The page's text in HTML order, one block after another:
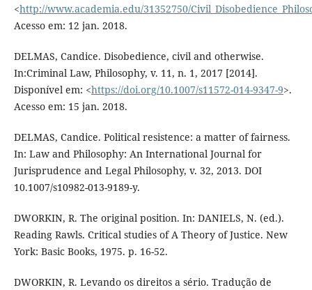
<http://www.academia.edu/31352750/
Acesso em: 12 jan. 2018.
DELMAS, Candice. Disobedience, civil and otherwise.
In:Criminal Law, Philosophy, v. 11, n. 1, 2017 [2014].
Disponível em: <https://doi.org/10.1007/s11572-014-9347-9>.
Acesso em: 15 jan. 2018.
DELMAS, Candice. Political resistence: a matter of fairness.
In: Law and Philosophy: An International Journal for
Jurisprudence and Legal Philosophy, v. 32, 2013. DOI
10.1007/s10982-013-9189-y.
DWORKIN, R. The original position. In: DANIELS, N. (ed.).
Reading Rawls. Critical studies of A Theory of Justice. New
York: Basic Books, 1975. p. 16-52.
DWORKIN, R. Levando os direitos a sério. Tradução de